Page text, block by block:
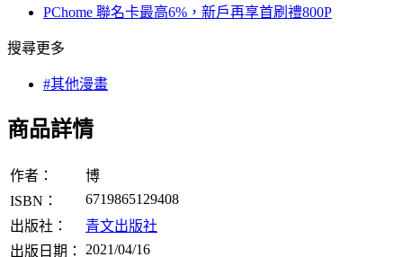
PChome 聯名卡最高6%，新戶再享首刷禮800P
搜尋更多
#其他漫畫
商品詳情
作者：
博
ISBN：
6719865129408
出版社：
青文出版社
出版日期：
2021/04/16